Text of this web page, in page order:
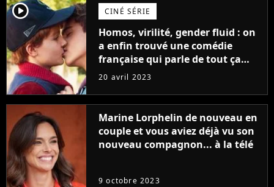
player2 CINÉ SÉRIE
Homos, virilité, gender fluid : on
a enfin trouvé une comédie
française qui parle de tout ça
sans être super ringarde
20 avril 2023
Marine Lorphelin de nouveau en
couple et vous aviez déjà vu son
nouveau compagnon... à la télé
9 octobre 2023